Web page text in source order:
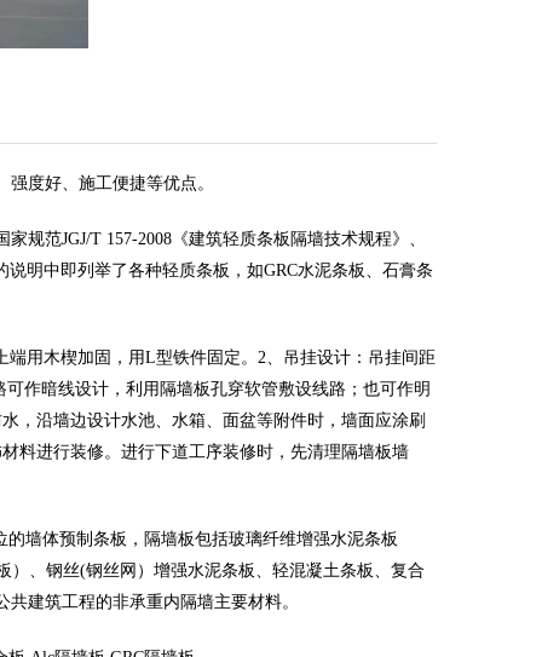
度好、施工便捷等优点。
规范JGJ/T 157-2008《建筑轻质条板隔墙技术规程》、
说明中即列举了各种轻质条板，如GRC水泥条板、石膏条
用木楔加固，用L型铁件固定。2、吊挂设计：吊挂间距
作暗线设计，利用隔墙板孔穿软管敷设线路；也可作明
，沿墙边设计水池、水箱、面盆等附件时，墙面应涂刷
料进行装修。进行下道工序装修时，先清理隔墙板墙
墙体预制条板，隔墙板包括玻璃纤维增强水泥条板
）、钢丝(钢丝网）增强水泥条板、轻混凝土条板、复合
建筑工程的非承重内隔墙主要材料。